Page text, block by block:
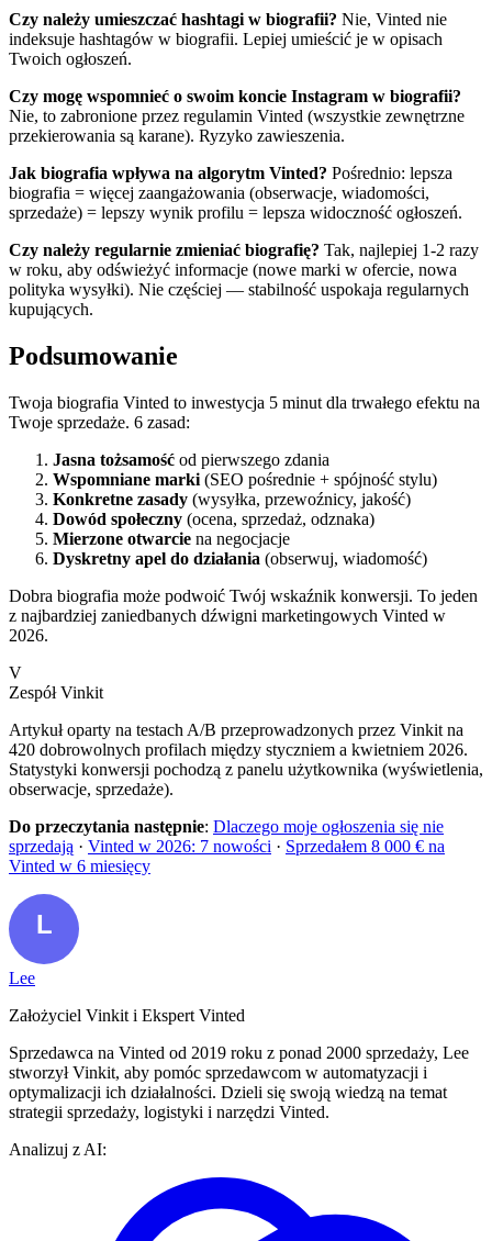
Czy należy umieszczać hashtagi w biografii? Nie, Vinted nie
indeksuje hashtagów w biografii. Lepiej umieścić je w opisach
Twoich ogłoszeń.
Czy mogę wspomnieć o swoim koncie Instagram w biografii?
Nie, to zabronione przez regulamin Vinted (wszystkie zewnętrzne
przekierowania są karane). Ryzyko zawieszenia.
Jak biografia wpływa na algorytm Vinted? Pośrednio: lepsza
biografia = więcej zaangażowania (obserwacje, wiadomości,
sprzedaże) = lepszy wynik profilu = lepsza widoczność ogłoszeń.
Czy należy regularnie zmieniać biografię? Tak, najlepiej 1-2 razy
w roku, aby odświeżyć informacje (nowe marki w ofercie, nowa
polityka wysyłki). Nie częściej — stabilność uspokaja regularnych
kupujących.
Podsumowanie
Twoja biografia Vinted to inwestycja 5 minut dla trwałego efektu na
Twoje sprzedaże. 6 zasad:
Jasna tożsamość od pierwszego zdania
Wspomniane marki (SEO pośrednie + spójność stylu)
Konkretne zasady (wysyłka, przewoźnicy, jakość)
Dowód społeczny (ocena, sprzedaż, odznaka)
Mierzone otwarcie na negocjacje
Dyskretny apel do działania (obserwuj, wiadomość)
Dobra biografia może podwoić Twój wskaźnik konwersji. To jeden
z najbardziej zaniedbanych dźwigni marketingowych Vinted w
2026.
V
Zespół Vinkit
Artykuł oparty na testach A/B przeprowadzonych przez Vinkit na
420 dobrowolnych profilach między styczniem a kwietniem 2026.
Statystyki konwersji pochodzą z panelu użytkownika (wyświetlenia,
obserwacje, sprzedaże).
Do przeczytania następnie: Dlaczego moje ogłoszenia się nie
sprzedają · Vinted w 2026: 7 nowości · Sprzedałem 8 000 € na
Vinted w 6 miesięcy
Lee
Założyciel Vinkit i Ekspert Vinted
Sprzedawca na Vinted od 2019 roku z ponad 2000 sprzedaży, Lee
stworzył Vinkit, aby pomóc sprzedawcom w automatyzacji i
optymalizacji ich działalności. Dzieli się swoją wiedzą na temat
strategii sprzedaży, logistyki i narzędzi Vinted.
Analizuj z AI: